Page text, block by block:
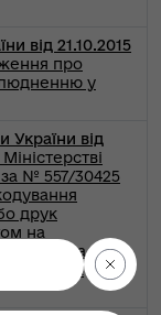
від 21.10.2015
про
у
України від
за № 557/30425
друк
на
Державна
та їх